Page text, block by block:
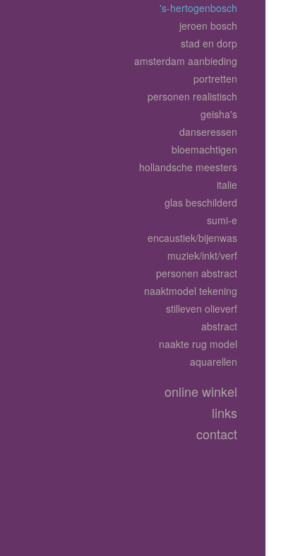
's-hertogenbosch
jeroen bosch
stad en dorp
amsterdam aanbieding
portretten
personen realistisch
geisha's
danseressen
bloemachtigen
hollandsche meesters
italie
glas beschilderd
sumi-e
encaustiek/bijenwas
muziek/inkt/verf
personen abstract
naaktmodel tekening
stilleven olieverf
abstract
naakte rug model
aquarellen
online winkel
links
contact